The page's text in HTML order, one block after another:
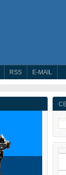
RSS E-MAIL